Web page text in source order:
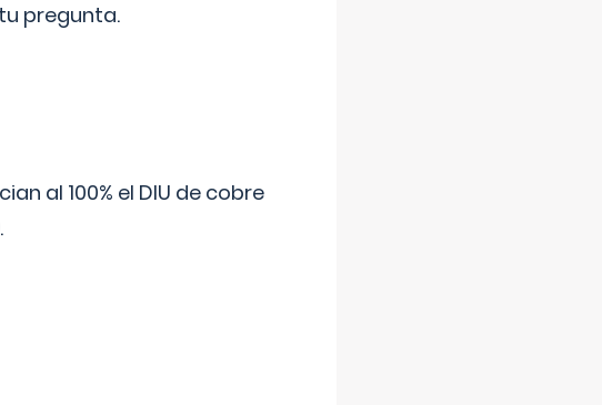
pregunta.
al 100% el DIU de cobre